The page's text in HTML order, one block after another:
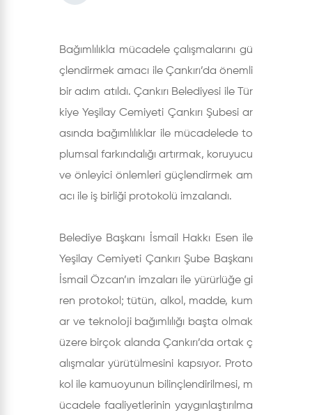
Bağımlılıkla mücadele çalışmalarını gü
çlendirmek amacı ile Çankırı’da önemli
bir adım atıldı. Çankırı Belediyesi ile Tür
kiye Yeşilay Cemiyeti Çankırı Şubesi ar
asında bağımlılıklar ile mücadelede to
plumsal farkındalığı artırmak, koruyucu
ve önleyici önlemleri güçlendirmek am
acı ile iş birliği protokolü imzalandı.
Belediye Başkanı İsmail Hakkı Esen ile
Yeşilay Cemiyeti Çankırı Şube Başkanı
İsmail Özcan’ın imzaları ile yürürlüğe gi
ren protokol; tütün, alkol, madde, kum
ar ve teknoloji bağımlılığı başta olmak
üzere birçok alanda Çankırı’da ortak ç
alışmalar yürütülmesini kapsıyor. Proto
kol ile kamuoyunun bilinçlendirilmesi, m
ücadele faaliyetlerinin yaygınlaştırılma